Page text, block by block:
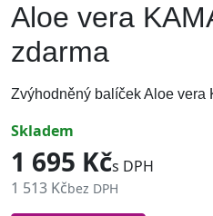
Aloe vera
zdarma
Zvýhodněný balíček Aloe vera
skladem
1 695 Kčs DPH
1 513 Kčbez DPH